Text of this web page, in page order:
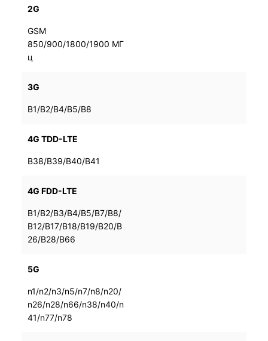
2G
GSM
850/900/1800/1900 МГ
ц
GSM
850/900/1800/1900 МГ
3G
B1/B2/B4/B5/B8
B1/B2/B4/B5/B8
4G TDD-LTE
B38/B39/B40/B41
B38/B39/B40/B41
4G FDD-LTE
B1/B2/B3/B4/B5/B7/B8/
B12/B17/B18/B19/B20/B
26/B28/B66
B1/B2/B3/B4/B5/B7/B8/
B12/B17/B18/B19/B20/B
26/B28/B66
5G
n1/n2/n3/n5/n7/n8/n20/
n26/n28/n66/n38/n40/n
41/n77/n78
n1/n2/n3/n5/n7/n8/n20/
n26/n28/n66/n38/n40/n
41/n77/n78